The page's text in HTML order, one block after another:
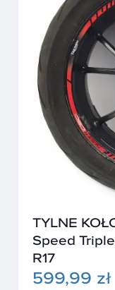
TYLNE
Speed
R17
599,99 zł